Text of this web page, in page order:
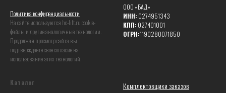
Политика конфиденциальности
На сайте используются hc-lift.ru coоkie-
файлы и другие аналогичные технологии.
Продолжая просмотр сайта вы
подтверждаете свое согласие на
использование этих технологий.
ООО «БАД»
ИНН: 0274951343
КПП: 027401001
ОГРН:1190280071850
Каталог
Комплектовщики заказов